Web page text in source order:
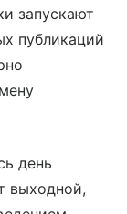
запускают
публикаций
день
выходной,